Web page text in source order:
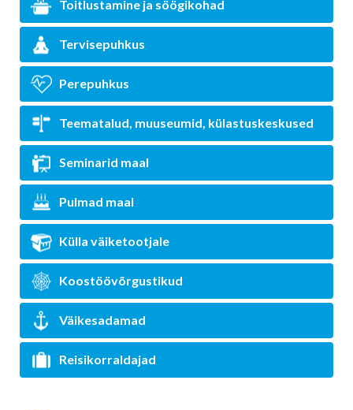
Toitlustamine ja söögikohad
Tervisepuhkus
Perepuhkus
Teematalud, muuseumid, külastuskeskused
Seminarid maal
Pulmad maal
Külla väiketootjale
Koostöövõrgustikud
Väikesadamad
Reisikorraldajad